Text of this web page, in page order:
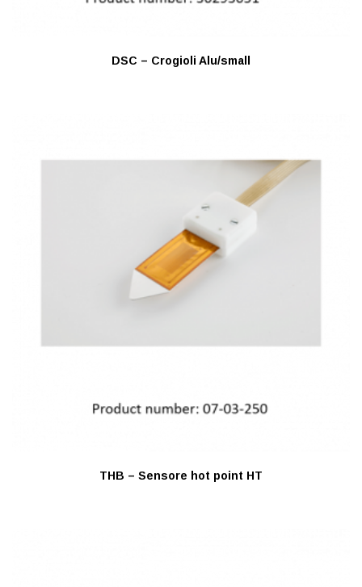
DSC – Crogioli Alu/small
THB – Sensore hot point HT